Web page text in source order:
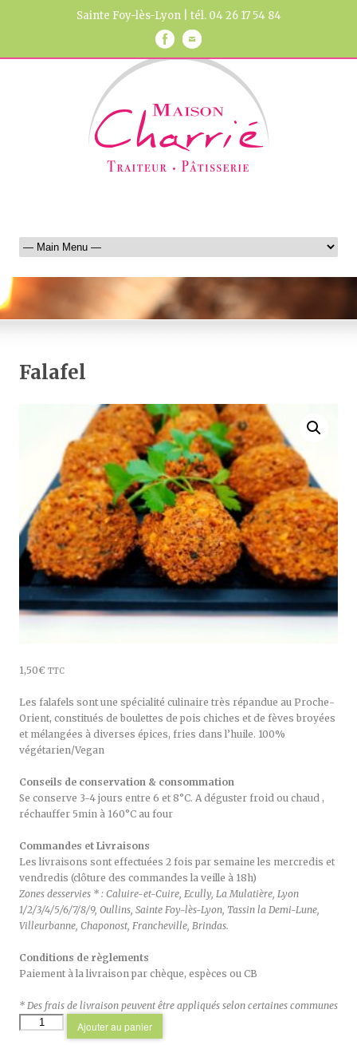
Sainte Foy-lès-Lyon | tél. 04 26 17 54 84
Falafel
1,50€ TTC
Les falafels sont une spécialité culinaire très répandue au Proche-
Orient, constitués de boulettes de pois chiches et de fèves broyées
et mélangées à diverses épices, fries dans l’huile. 100%
végétarien/Vegan
Conseils de conservation & consommation
Se conserve 3-4 jours entre 6 et 8°C. A déguster froid ou chaud ,
réchauffer 5min à 160°C au four
Commandes et Livraisons
Les livraisons sont effectuées 2 fois par semaine les mercredis et
vendredis (clôture des commandes la veille à 18h)
Zones desservies * : Caluire-et-Cuire, Ecully, La Mulatière, Lyon
1/2/3/4/5/6/7/8/9, Oullins, Sainte Foy-lès-Lyon, Tassin la Demi-Lune,
Villeurbanne, Chaponost, Francheville, Brindas.
Conditions de règlements
Paiement à la livraison par chèque, espèces ou CB
* Des frais de livraison peuvent être appliqués selon certaines communes
quantité
Ajouter au panier